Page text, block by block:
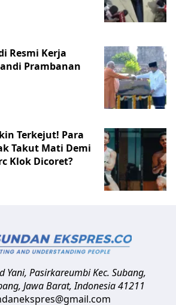
Resmi Kerja
Prambanan
Terkejut! Para
Takut Mati Demi
Klok Dicoret?
Yani, Pasirkareumbi Kec. Subang,
Jawa Barat,Indonesia41211